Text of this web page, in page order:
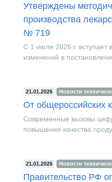
Утверждены
производства
№ 719
С 1 июля 2026 г. вступает
изменений в
21.01.2026 Новости
От общероссийских
Современные вызовы
повышения качества
21.01.2026 Новости
Правительство РФ